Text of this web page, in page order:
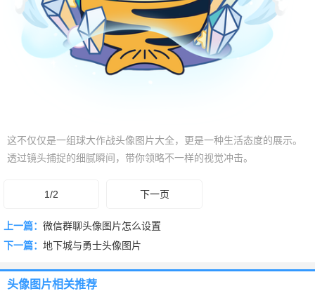
这不仅仅是一组球大作战头像图片大全，更是一种生活态度的展示。
透过镜头捕捉的细腻瞬间，带你领略不一样的视觉冲击。
1/2 下一页
上一篇： 微信群聊头像图片怎么设置
下一篇： 地下城与勇士头像图片
头像图片相关推荐